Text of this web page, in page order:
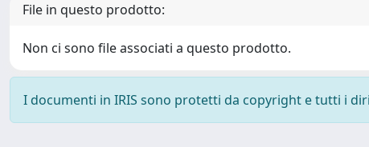
File in questo prodotto:
Non ci sono file associati a questo prodotto.
I documenti in IRIS sono protetti da copyright e tutti i